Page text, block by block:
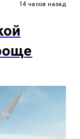
14 часов назад